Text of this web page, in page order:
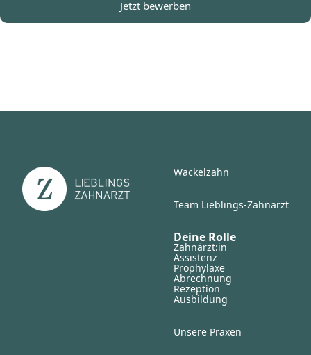
Jetzt bewerben
Wackelzahn
Team Lieblings-Zahnarzt
Deine Rolle
Zahnärzt:in
Assistenz
Prophylaxe
Abrechnung
Rezeption
Ausbildung
Unsere Praxen